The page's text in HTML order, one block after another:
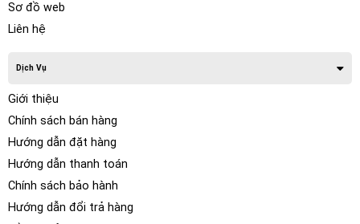
Sơ đồ web
Liên hệ
Dịch Vụ
Giới thiệu
Chính sách bán hàng
Hướng dẫn đặt hàng
Hướng dẫn thanh toán
Chính sách bảo hành
Hướng dẫn đổi trả hàng